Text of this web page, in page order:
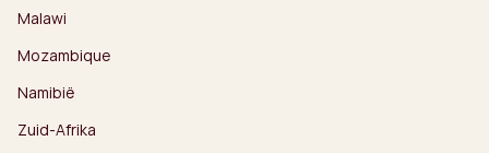
Malawi
Mozambique
Namibië
Zuid-Afrika